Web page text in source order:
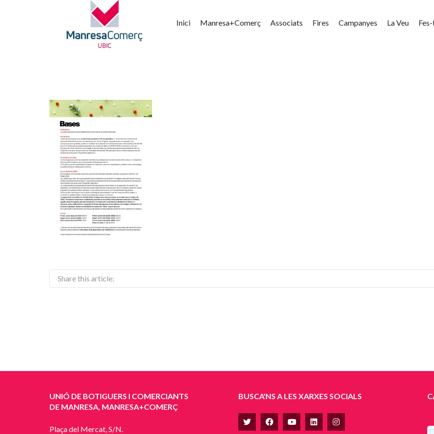
Inici Manresa+Comerç Associats Fires Campanyes La Veu
Share this article:
UNIÓ DE BOTIGUERS I COMERCIANTS
DE MANRESA, MANRESA+COMERÇ
Plaça del Mercat, S/N.
BUSCA'NS A LES XARXES SOCIALS